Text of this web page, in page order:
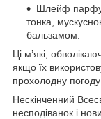
Шлейф
тонка,
бальзамом.
Ці м’які,
якщо їх
прохолодну
Нескінченний
несподіванок і